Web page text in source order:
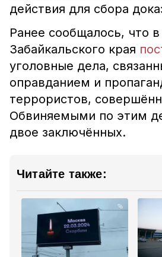
действия для сбора
Ранее сообщалось, что в
Забайкальского края
уголовные дела,
оправданием и
террористов,
Обвиняемыми по этим
двое заключённых.
Читайте также: